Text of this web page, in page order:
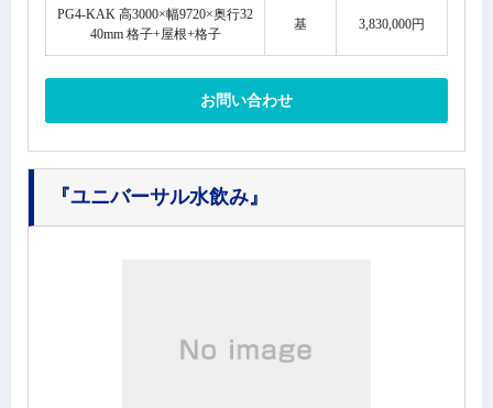
PG4-KAK 高3000×幅9720×奥行32
40mm 格子+屋根+格子
基 3,830,000円
お問い合わせ
『ユニバーサル水飲み』